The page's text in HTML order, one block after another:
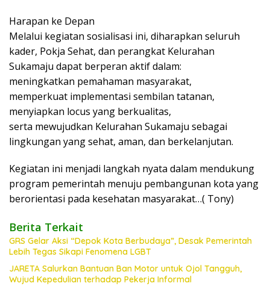
Harapan ke Depan
Melalui kegiatan sosialisasi ini, diharapkan seluruh
kader, Pokja Sehat, dan perangkat Kelurahan
Sukamaju dapat berperan aktif dalam:
meningkatkan pemahaman masyarakat,
memperkuat implementasi sembilan tatanan,
menyiapkan locus yang berkualitas,
serta mewujudkan Kelurahan Sukamaju sebagai
lingkungan yang sehat, aman, dan berkelanjutan.
Kegiatan ini menjadi langkah nyata dalam mendukung
program pemerintah menuju pembangunan kota yang
berorientasi pada kesehatan masyarakat…( Tony)
Berita Terkait
GRS Gelar Aksi “Depok Kota Berbudaya”, Desak Pemerintah
Lebih Tegas Sikapi Fenomena LGBT
JARETA Salurkan Bantuan Ban Motor untuk Ojol Tangguh,
Wujud Kepedulian terhadap Pekerja Informal